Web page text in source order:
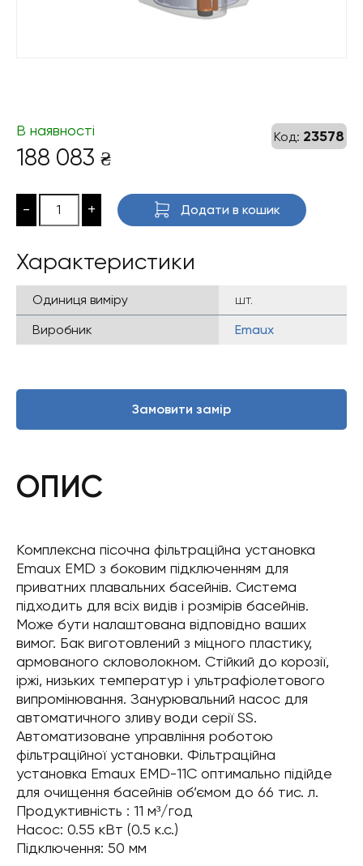
Код: 23578
В наявності
188 083 ₴
- + Додати в кошик
Характеристики
Одиниця виміру
шт.
Виробник
Emaux
Замовити замір
ОПИС
Комплексна пісочна фільтраційна установка
Emaux EMD з боковим підключенням для
приватних плавальних басейнів. Система
підходить для всіх видів і розмірів басейнів.
Може бути налаштована відповідно ваших
вимог. Бак виготовлений з міцного пластику,
армованого скловолокном. Стійкий до корозії,
іржі, низьких температур і ультрафіолетового
випромінювання. Занурювальний насос для
автоматичного зливу води серії SS.
Автоматизоване управління роботою
фільтраційної установки. Фільтраційна
установка Emaux EMD-11С оптимально підійде
для очищення басейнів об’ємом до 66 тис. л.
Продуктивність : 11 м³/год
Насос: 0.55 кВт (0.5 к.с.)
Підключення: 50 мм